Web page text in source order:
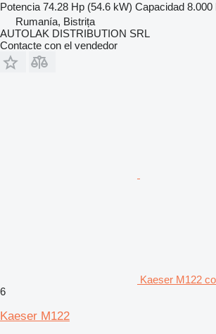
Potencia 74.28 Hp (54.6 kW) Capacidad 8.000
Rumanía, Bistrița
AUTOLAK DISTRIBUTION SRL
Contacte con el vendedor
Kaeser M122
6
Kaeser M122